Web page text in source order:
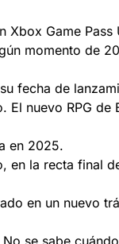
Xbox Game Pass
momento de
fecha de
El nuevo RPG de
en 2025.
en la recta final
en un nuevo